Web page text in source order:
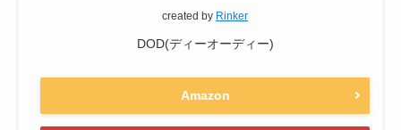
created by Rinker
DOD(ディーオーディー)
Amazon